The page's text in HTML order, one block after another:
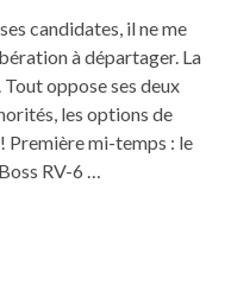
candidates, il ne me
à départager. La
oppose ses deux
les options de
Première mi-temps : le
RV-6 …